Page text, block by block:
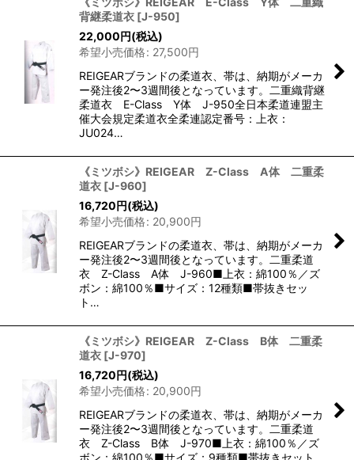
背継柔道衣 [J-950]
22,000円(税込)
希望小売価格: 27,500円
REIGEARブランドの柔道衣、帯は、納期がメーカ
ー発注後2〜3週間後となっています。二重織背継
柔道衣 E-Class Y体 J-950全日本柔道連盟主
催大会規定柔道衣全柔連認定番号：上衣：
JU024…
《ミツボシ》REIGEAR Z-Class A体 二重柔
道衣 [J-960]
16,720円(税込)
希望小売価格: 20,900円
REIGEARブランドの柔道衣、帯は、納期がメーカ
ー発注後2〜3週間後となっています。二重柔道
衣 Z-Class A体 J-960■上衣：綿100％／ズ
ボン：綿100％■サイズ：12種類■帯抜きセッ
ト…
《ミツボシ》REIGEAR Z-Class B体 二重柔
道衣 [J-970]
16,720円(税込)
希望小売価格: 20,900円
REIGEARブランドの柔道衣、帯は、納期がメーカ
ー発注後2〜3週間後となっています。二重柔道
衣 Z-Class B体 J-970■上衣：綿100％／ズ
ボン：綿100％■サイズ：9種類■帯抜きセット